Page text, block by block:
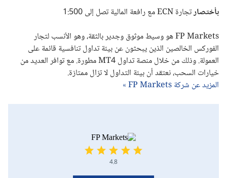
بأختصارتجارة ECN مع رافعة المالية تصل إلى 1:500
FP Marketsهو وسيط موثوق وجدير بالثقة، وهو الأنسب لتجار
الفوركس الخالصين الذين يبحثون عن بيئة تداول تنافسية قائمة على
العمولة. وذلك من خلال منصة تداولMT4مطورة. مع توافر العديد من
خيارات السحب، نعتقد أن بيئة التداول لا تزال ممتازة.
المزيد عن شركة FP Markets »
4.8